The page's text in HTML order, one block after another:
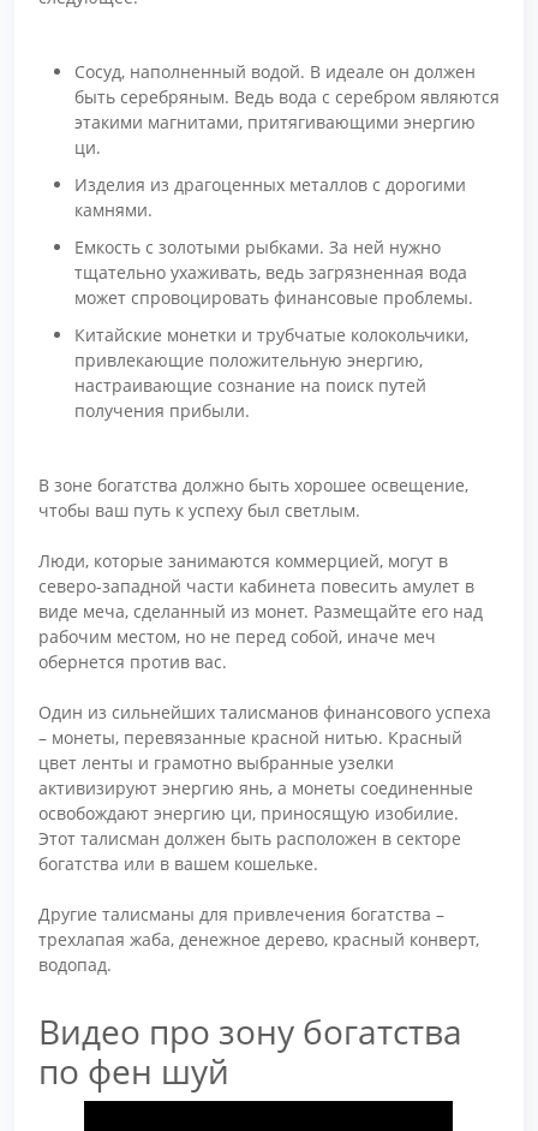
Сосуд, наполненный водой. В идеале он должен
быть серебряным. Ведь вода с серебром являются
этакими магнитами, притягивающими энергию
ци.
Изделия из драгоценных металлов с дорогими
камнями.
Емкость с золотыми рыбками. За ней нужно
тщательно ухаживать, ведь загрязненная вода
может спровоцировать финансовые проблемы.
Китайские монетки и трубчатые колокольчики,
привлекающие положительную энергию,
настраивающие сознание на поиск путей
получения прибыли.
В зоне богатства должно быть хорошее освещение,
чтобы ваш путь к успеху был светлым.
Люди, которые занимаются коммерцией, могут в
северо-западной части кабинета повесить амулет в
виде меча, сделанный из монет. Размещайте его над
рабочим местом, но не перед собой, иначе меч
обернется против вас.
Один из сильнейших талисманов финансового успеха
– монеты, перевязанные красной нитью. Красный
цвет ленты и грамотно выбранные узелки
активизируют энергию янь, а монеты соединенные
освобождают энергию ци, приносящую изобилие.
Этот талисман должен быть расположен в секторе
богатства или в вашем кошельке.
Другие талисманы для привлечения богатства –
трехлапая жаба, денежное дерево, красный конверт,
водопад.
Видео про зону богатства
по фен шуй